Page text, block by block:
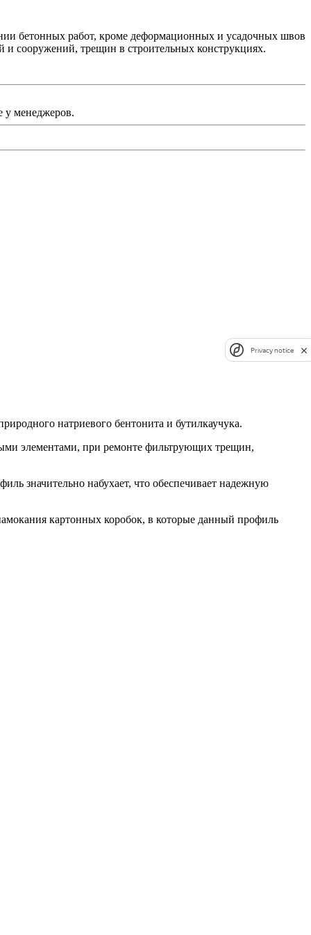
бетонных работ, кроме деформационных и усадочных швов
сооружений, трещин в строительных конструкциях.
у менеджеров.
натриевого бентонита и бутилкаучука.
элементами, при ремонте фильтрующих трещин,
значительно набухает, что обеспечивает надежную
картонных коробок, в которые данный профиль
Privacy notice